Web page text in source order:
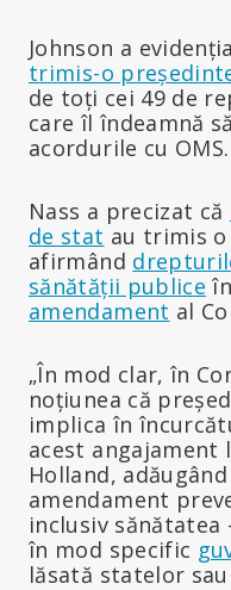
Johnson a
trimis-o
de toți cei 49 de
care îl îndeamnă
acordurile cu OMS.
Nass a precizat că
de stat au trimis
afirmând
sănătății publice
amendament al
„În mod clar, în
noțiunea că
implica în
acest angajament
Holland,
amendament
inclusiv sănătatea
în mod specific
lăsată statelor